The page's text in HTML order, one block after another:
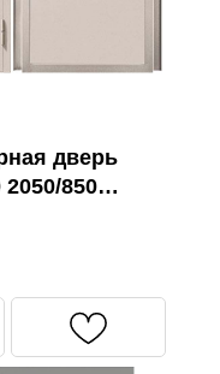
дверь
850